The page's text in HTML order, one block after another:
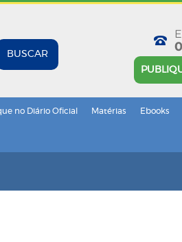
BUSCAR
no Diário Oficial Matérias Ebooks